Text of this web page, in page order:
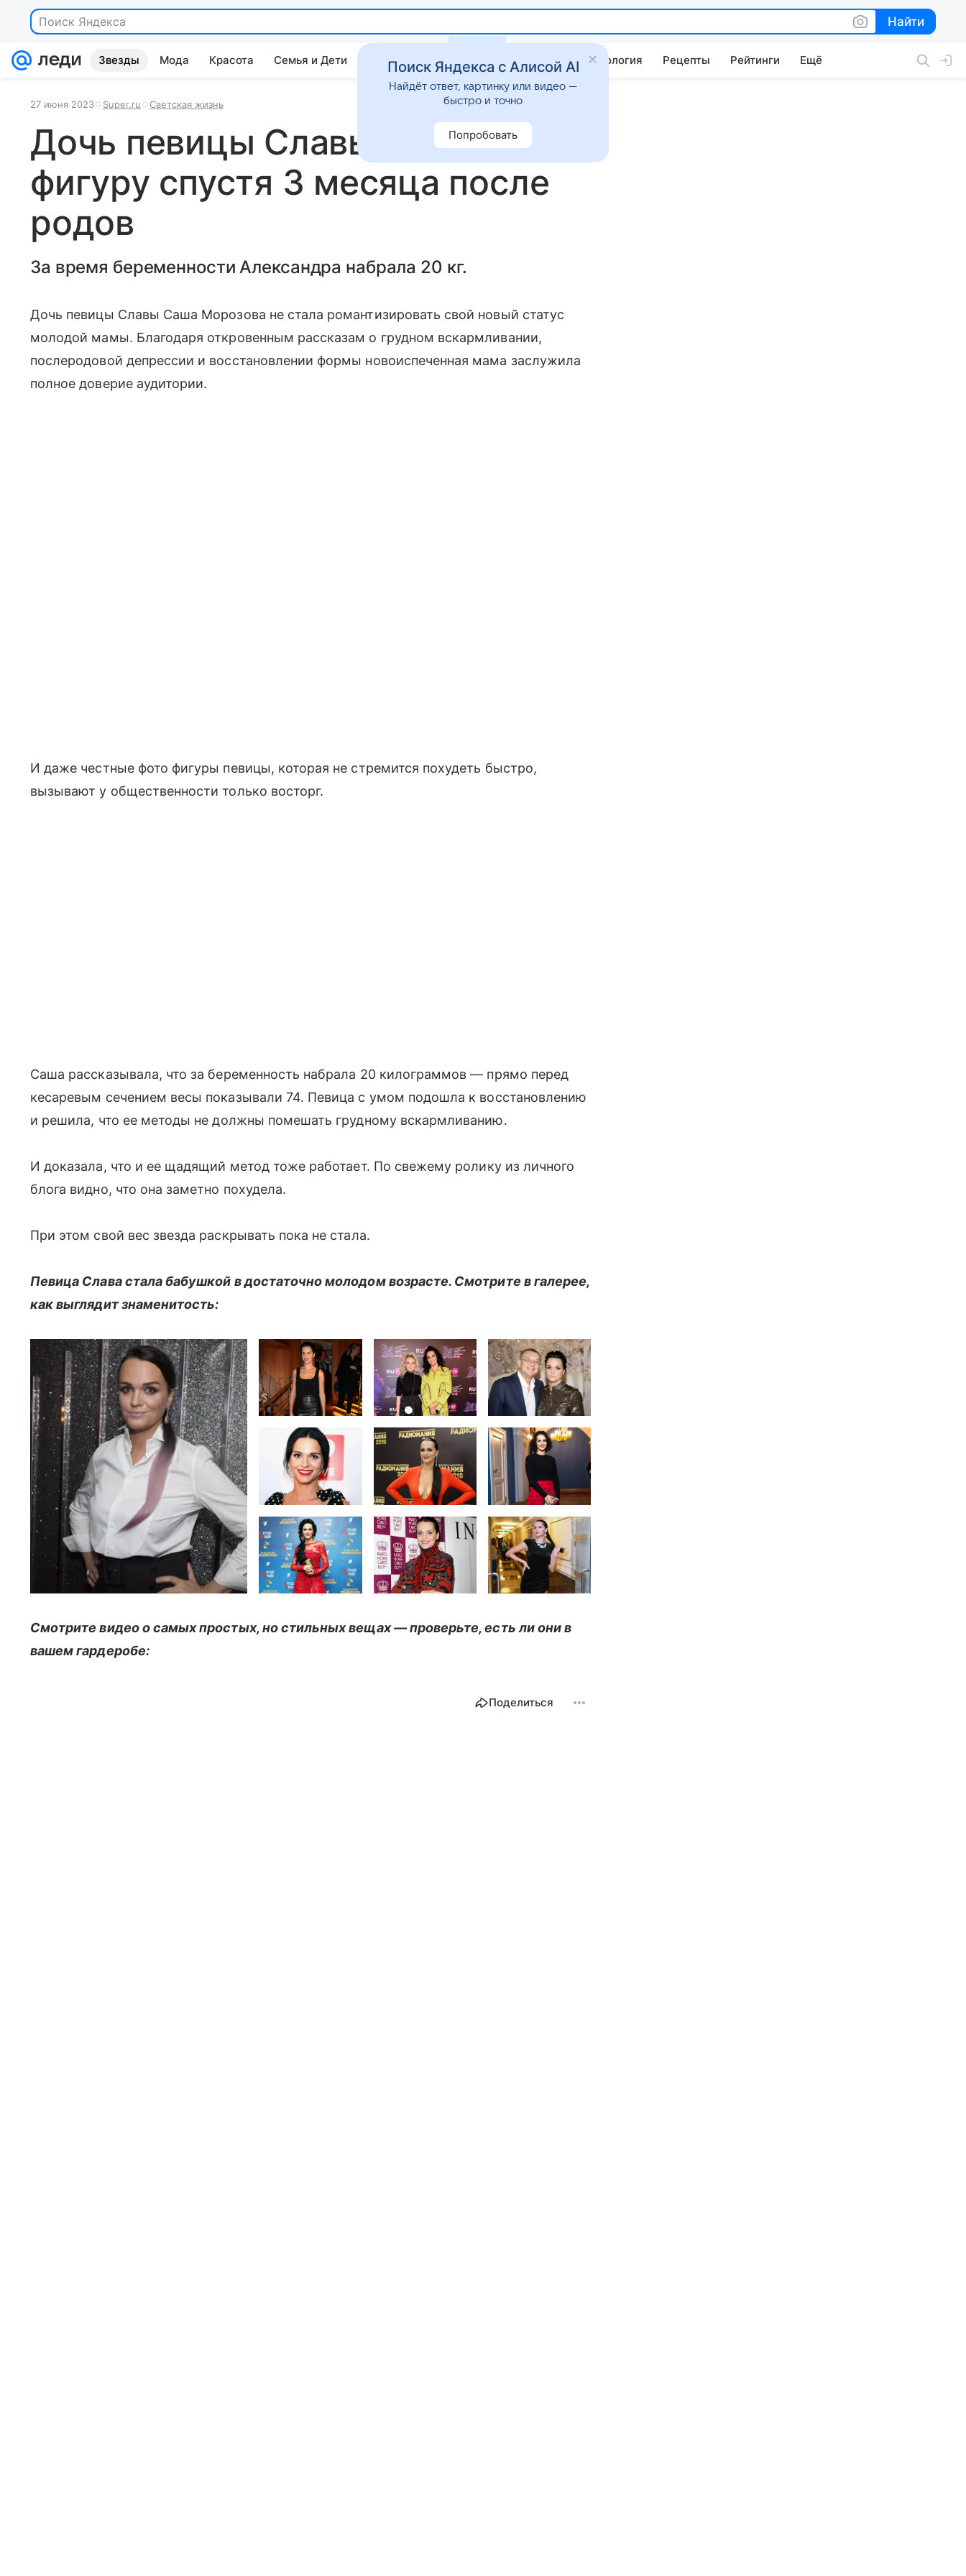
Поиск Яндекса Найти
Найти
Звезды Мода Красота Семья и Дети Дом Гороскопы Стиль жизни Психология Рецепты Рейтинги Ещё
27 июня 2023 Super.ru Светская жизнь
Дочь певицы Славы показала
фигуру спустя 3 месяца после
родов
За время беременности Александра набрала 20 кг.
Дочь певицы Славы Саша Морозова не стала романтизировать свой новый статус
молодой мамы. Благодаря откровенным рассказам о грудном вскармливании,
послеродовой депрессии и восстановлении формы новоиспеченная мама заслужила
полное доверие аудитории.
И даже честные фото фигуры певицы, которая не стремится похудеть быстро,
вызывают у общественности только восторг.
Саша рассказывала, что за беременность набрала 20 килограммов — прямо перед
кесаревым сечением весы показывали 74. Певица с умом подошла к восстановлению
и решила, что ее методы не должны помешать грудному вскармливанию.
И доказала, что и ее щадящий метод тоже работает. По свежему ролику из личного
блога видно, что она заметно похудела.
При этом свой вес звезда раскрывать пока не стала.
Певица Слава стала бабушкой в достаточно молодом возрасте. Смотрите в галерее,
как выглядит знаменитость:
Смотрите видео о самых простых, но стильных вещах — проверьте, есть ли они в
вашем гардеробе:
Поделиться
Поиск Яндекса с Алисой AI
Найдёт ответ, картинку или видео —
быстро и точно
Попробовать